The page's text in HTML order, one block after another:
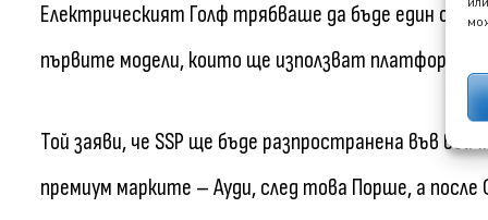
Електрическият Голф трябваше да бъде един от
първите модели, които ще използват
Той заяви, че SSP ще бъде разпространена във
премиум марките – Ауди, след това Порше, а